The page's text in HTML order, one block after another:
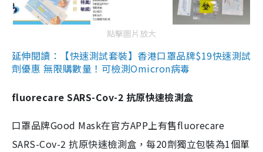
點擊圖片放大
延伸閱讀：【快速測試套裝】香港口罩品牌$19快速測試
劑優惠 無限購數量！可檢測Omicron病毒
fluorecare SARS-Cov-2 抗原快速檢測盒
口罩品牌Good Mask在官方APP上有售fluorecare
SARS-Cov-2 抗原快速檢測盒，每20劑獨立包裝為1個單